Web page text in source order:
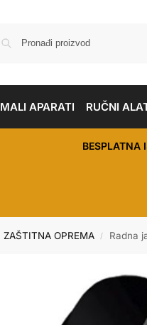
MALI APARATI RUČNI
BESPLATNA
ZAŠTITNA OPREMA / Radna